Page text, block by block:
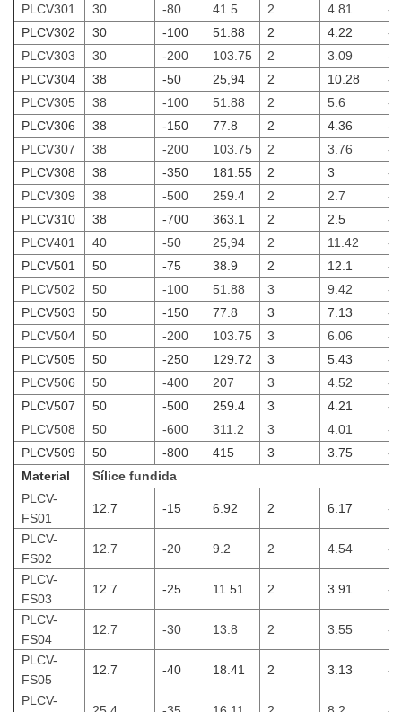
PLCV301
30 -80 41.5 2 4.81
-
PLCV302
30 -100 51.88 2 4.22
-
PLCV303
30 -200 103.75 2 3.09
-
PLCV304
38 -50 25,94 2 10.28
-
PLCV305
38 -100 51.88 2 5.6
-
PLCV306
38 -150 77.8 2 4.36
-
PLCV307
38 -200 103.75 2 3.76
-
PLCV308
38 -350 181.55 2 3
-
PLCV309
38 -500 259.4 2 2.7
-
PLCV310
38 -700 363.1 2 2.5
-
PLCV401
40 -50 25,94 2 11.42
-
PLCV501
50 -75 38.9 2 12.1
-
PLCV502
50 -100 51.88 3 9.42
-
PLCV503
50 -150 77.8 3 7.13
-
PLCV504
50 -200 103.75 3 6.06
-
PLCV505
50 -250 129.72 3 5.43
-
PLCV506
50 -400 207 3 4.52
-
PLCV507
50 -500 259.4 3 4.21
-
PLCV508
50 -600 311.2 3 4.01
-
PLCV509
50 -800 415 3 3.75
-
Material
Sílice fundida
PLCV-
FS01
12.7 -15 6.92 2 6.17 -
PLCV-
FS02
12.7 -20 9.2 2 4.54 -
PLCV-
FS03
12.7 -25 11.51 2 3.91 -
PLCV-
FS04
12.7 -30 13.8 2 3.55 -
PLCV-
FS05
12.7 -40 18.41 2 3.13 -
PLCV-